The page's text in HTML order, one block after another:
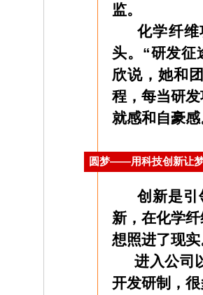
监。
化学纤维
头。“研发征
欣说，她和
程，每当研
就感和自豪
圆梦——用科技创新让
创新是引
新，在化学
想照进了现
进入公司以
开发研制，